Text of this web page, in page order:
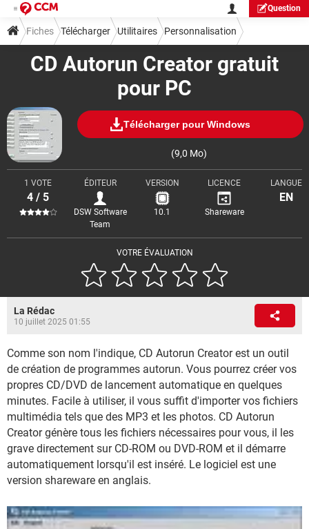
Question
CD Autorun Creator gratuit
pour PC
Télécharger pour Windows
(9,0 Mo)
VOTRE ÉVALUATION
1 VOTE
4 / 5
ÉDITEUR
DSW Software
Team
VERSION
10.1
LICENCE
Shareware
LANGUE
EN
Fiches Télécharger Utilitaires Personnalisation
La Rédac
10 juillet 2025 01:55
Comme son nom l'indique, CD Autorun Creator est un outil
de création de programmes autorun. Vous pourrez créer vos
propres CD/DVD de lancement automatique en quelques
minutes. Facile à utiliser, il vous suffit d'importer vos fichiers
multimédia tels que des MP3 et les photos. CD Autorun
Creator génère tous les fichiers nécessaires pour vous, il les
grave directement sur CD-ROM ou DVD-ROM et il démarre
automatiquement lorsqu'il est inséré. Le logiciel est une
version shareware en anglais.